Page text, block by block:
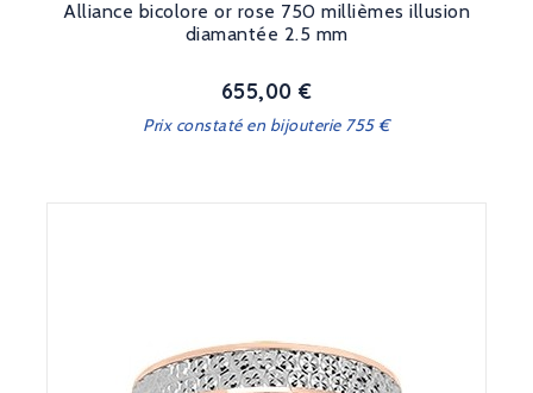
Alliance bicolore or rose 750 millièmes illusion
diamantée 2.5 mm
Prix
655,00 €
Prix constaté en bijouterie 755 €